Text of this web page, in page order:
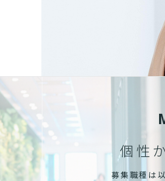
個性
募集職種は